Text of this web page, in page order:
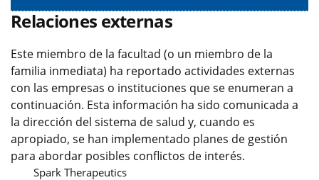
Relaciones externas
Este miembro de la facultad (o un miembro de la
familia inmediata) ha reportado actividades externas
con las empresas o instituciones que se enumeran a
continuación. Esta información ha sido comunicada a
la dirección del sistema de salud y, cuando es
apropiado, se han implementado planes de gestión
para abordar posibles conflictos de interés.
Spark Therapeutics